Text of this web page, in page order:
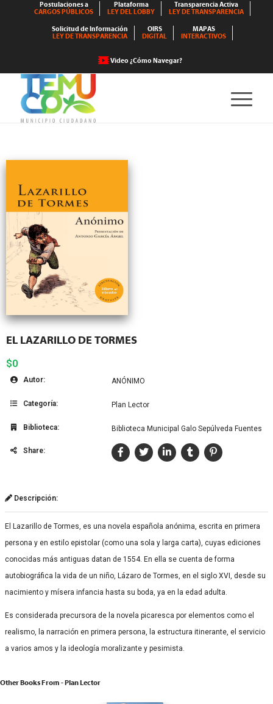
Postulaciones a
CARGOS PÚBLICOS
Plataforma
LEY DEL LOBBY
Transparencia Activa
LEY DE TRANSPARENCIA
Solicitud de Información
LEY DE TRANSPARENCIA
OIRS
DIGITAL
MAPAS
INTERACTIVOS
Video ¿Cómo Navegar?
EL LAZARILLO DE TORMES
$0
Autor: ANÓNIMO
Categoría: Plan Lector
Biblioteca: Biblioteca Municipal Galo Sepúlveda Fuentes
Share:
Descripción:
El Lazarillo de Tormes, es una novela española anónima, escrita en primera
persona y en estilo epistolar (como una sola y larga carta), cuyas ediciones
conocidas más antiguas datan de 1554.​ En ella se cuenta de forma
autobiográfica la vida de un niño, Lázaro de Tormes, en el siglo XVI, desde su
nacimiento y mísera infancia hasta su boda, ya en la edad adulta.
Es considerada precursora de la novela picaresca​ por elementos como el
realismo, la narración en primera persona, la estructura itinerante, el servicio
a varios amos y la ideología moralizante y pesimista.
Other Books From - Plan Lector